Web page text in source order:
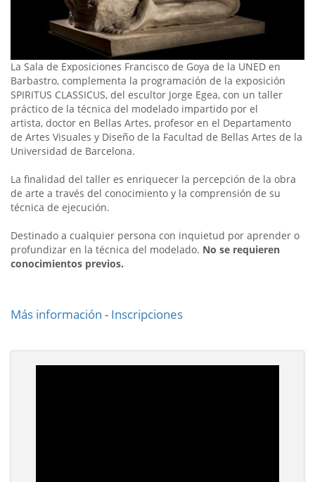
La Sala de Exposiciones Francisco de Goya de la UNED en
Barbastro, complementa la programación de la exposición
SPIRITUS CLASSICUS, del escultor Jorge Egea, con un taller
práctico de la técnica del modelado impartido por el
artista, doctor en Bellas Artes, profesor en el Departamento
de Artes Visuales y Diseño de la Facultad de Bellas Artes de la
Universidad de Barcelona.
La finalidad del taller es enriquecer la percepción de la obra
de arte a través del conocimiento y la comprensión de su
técnica de ejecución.
Destinado a cualquier persona con inquietud por aprender o
profundizar en la técnica del modelado. No se requieren
conocimientos previos.
Más información - Inscripciones